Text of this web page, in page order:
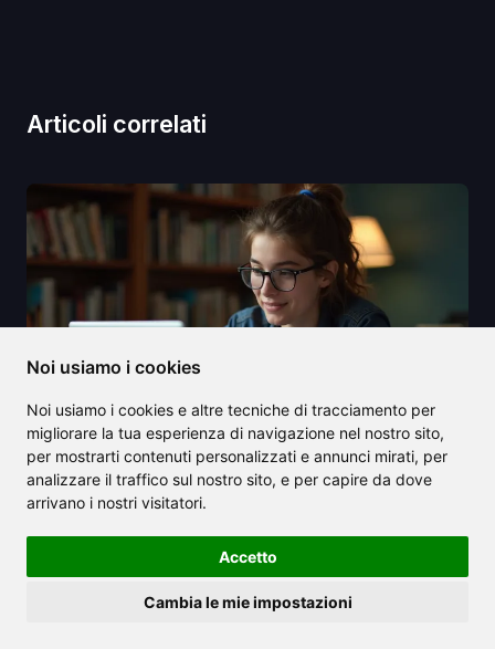
Noi usiamo i cookies
Noi usiamo i cookies e altre tecniche di tracciamento per
migliorare la tua esperienza di navigazione nel nostro sito,
per mostrarti contenuti personalizzati e annunci mirati, per
analizzare il traffico sul nostro sito, e per capire da dove
arrivano i nostri visitatori.
Accetto
Cambia le mie impostazioni
Articoli correlati
2025/07/15
Sblocca l'efficienza accademica con
Scholar GPT, il tuo assistente
potenziato dall'IA